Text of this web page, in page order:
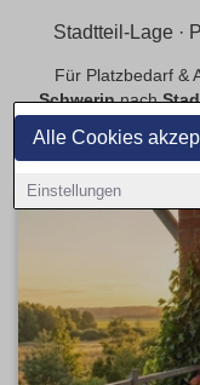
Alle Cookies
Einstellungen
Stadtteil-Lage ·
Für Platzbedarf &
Schwerinnach